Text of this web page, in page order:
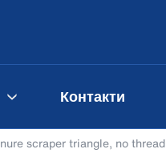
Контакти
scraper triangle, no thread